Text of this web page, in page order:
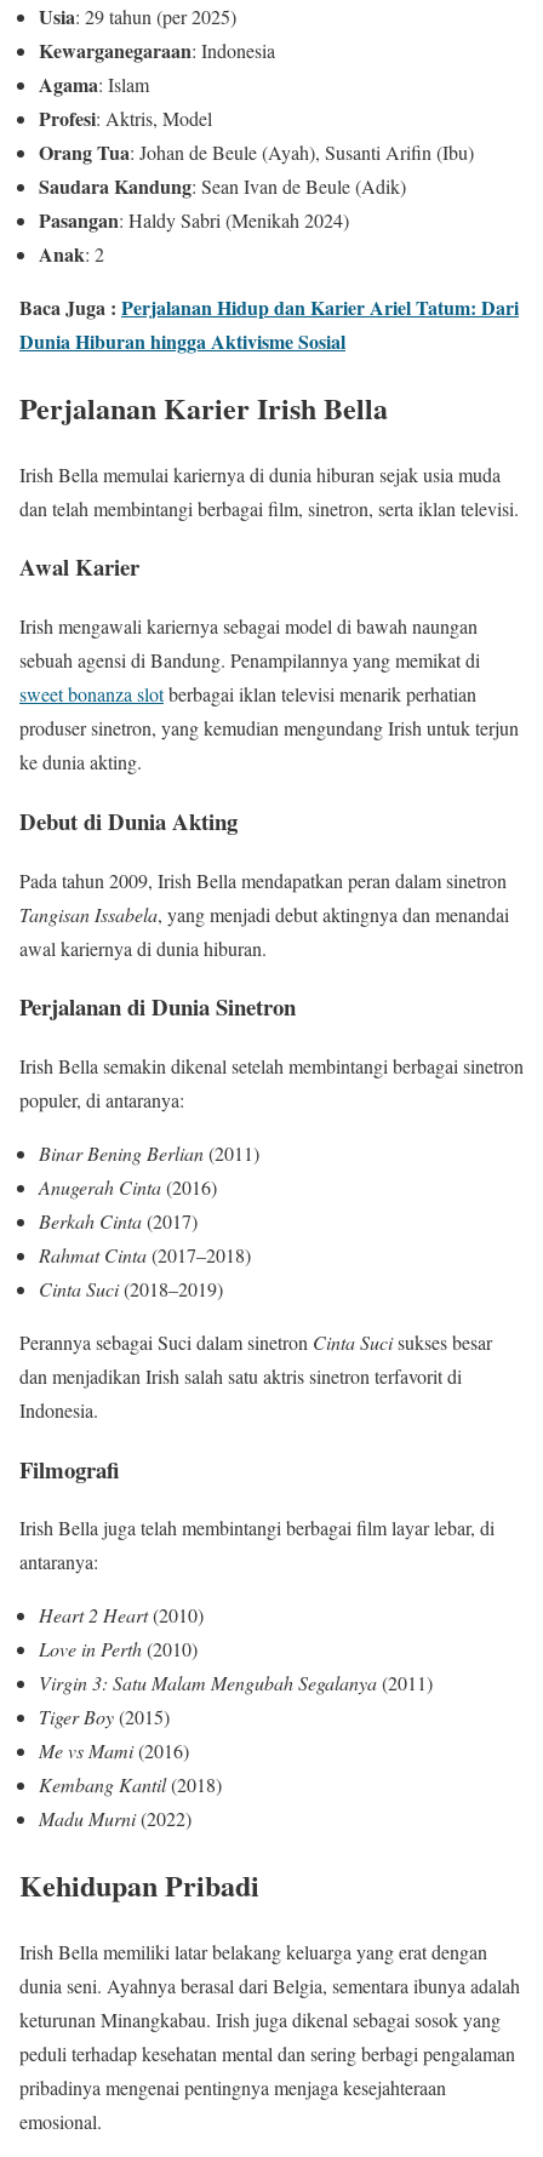
Usia: 29 tahun (per 2025)
Kewarganegaraan: Indonesia
Agama: Islam
Profesi: Aktris, Model
Orang Tua: Johan de Beule (Ayah), Susanti Arifin (Ibu)
Saudara Kandung: Sean Ivan de Beule (Adik)
Pasangan: Haldy Sabri (Menikah 2024)
Anak: 2
Baca Juga : Perjalanan Hidup dan Karier Ariel Tatum: Dari
Dunia Hiburan hingga Aktivisme Sosial
Perjalanan Karier Irish Bella
Irish Bella memulai kariernya di dunia hiburan sejak usia muda
dan telah membintangi berbagai film, sinetron, serta iklan televisi.
Awal Karier
Irish mengawali kariernya sebagai model di bawah naungan
sebuah agensi di Bandung. Penampilannya yang memikat di
sweet bonanza slotberbagai iklan televisi menarik perhatian
produser sinetron, yang kemudian mengundang Irish untuk terjun
ke dunia akting.
Debut di Dunia Akting
Pada tahun 2009, Irish Bella mendapatkan peran dalam sinetron
Tangisan Issabela, yang menjadi debut aktingnya dan menandai
awal kariernya di dunia hiburan.
Perjalanan di Dunia Sinetron
Irish Bella semakin dikenal setelah membintangi berbagai sinetron
populer, di antaranya:
Binar Bening Berlian(2011)
Anugerah Cinta(2016)
Berkah Cinta(2017)
Rahmat Cinta(2017–2018)
Cinta Suci(2018–2019)
Perannya sebagai Suci dalam sinetron Cinta Sucisukses besar
dan menjadikan Irish salah satu aktris sinetron terfavorit di
Indonesia.
Filmografi
Irish Bella juga telah membintangi berbagai film layar lebar, di
antaranya:
Heart 2 Heart(2010)
Love in Perth(2010)
Virgin 3: Satu Malam Mengubah Segalanya(2011)
Tiger Boy(2015)
Me vs Mami(2016)
Kembang Kantil(2018)
Madu Murni(2022)
Kehidupan Pribadi
Irish Bella memiliki latar belakang keluarga yang erat dengan
dunia seni. Ayahnya berasal dari Belgia, sementara ibunya adalah
keturunan Minangkabau. Irish juga dikenal sebagai sosok yang
peduli terhadap kesehatan mental dan sering berbagi pengalaman
pribadinya mengenai pentingnya menjaga kesejahteraan
emosional.